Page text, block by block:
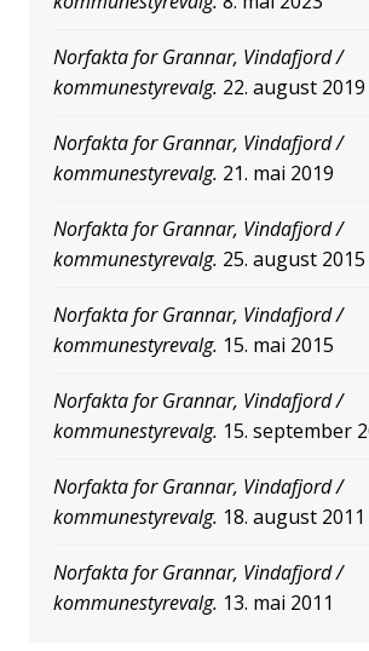
Norfakta for Grannar, Vindafjord /
kommunestyrevalg. 22. august 2019
Norfakta for Grannar, Vindafjord /
kommunestyrevalg. 21. mai 2019
Norfakta for Grannar, Vindafjord /
kommunestyrevalg. 25. august 2015
Norfakta for Grannar, Vindafjord /
kommunestyrevalg. 15. mai 2015
Norfakta for Grannar, Vindafjord /
kommunestyrevalg. 15. september
Norfakta for Grannar, Vindafjord /
kommunestyrevalg. 18. august 2011
Norfakta for Grannar, Vindafjord /
kommunestyrevalg. 13. mai 2011